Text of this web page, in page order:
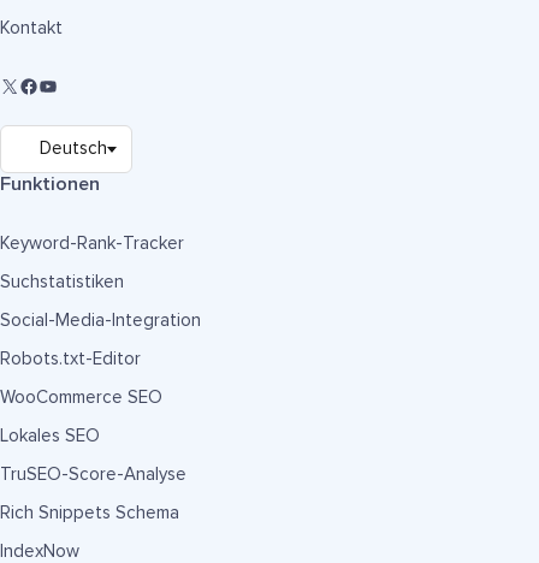
Kontakt
Funktionen
Keyword-Rank-Tracker
Suchstatistiken
Social-Media-Integration
Robots.txt-Editor
WooCommerce SEO
Lokales SEO
TruSEO-Score-Analyse
Rich Snippets Schema
IndexNow